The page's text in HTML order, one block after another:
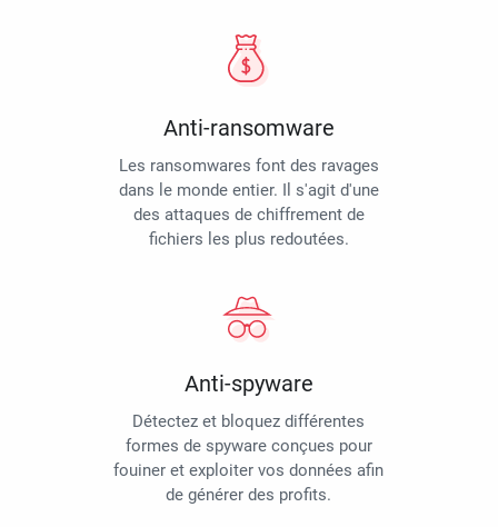
Anti-ransomware
Les ransomwares font des ravages
dans le monde entier. Il s'agit d'une
des attaques de chiffrement de
fichiers les plus redoutées.
Anti-spyware
Détectez et bloquez différentes
formes de spyware conçues pour
fouiner et exploiter vos données afin
de générer des profits.